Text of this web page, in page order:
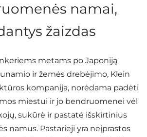
namai,
žaizdas
metams po Japoniją
ir žemės drebėjimo, Klein
kompanija, norėdama padėti
miestui ir jo bendruomenei vėl
sukūrė ir pastatė išskirtinius
namus. Pastarieji yra neįprastos